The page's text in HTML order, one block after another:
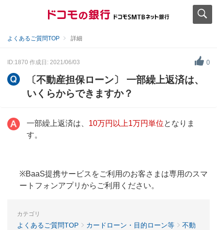
よくあるご質問TOP 詳細
ID:1870 作成日: 2021/06/03 0
〔不動産担保ローン〕 一部繰上返済は、
いくらからできますか？
一部繰上返済は、 10万円以上1万円単位となりま
す。
※BaaS提携サービスをご利用のお客さまは専用のスマ
ートフォンアプリからご利用ください。
カテゴリ
よくあるご質問TOP カードローン・目的ローン等
不動